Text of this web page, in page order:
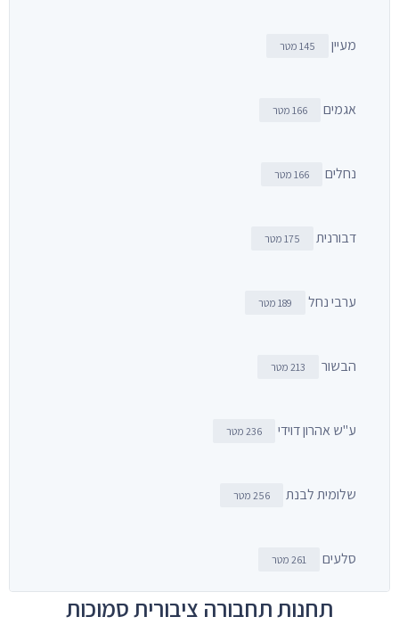
מעיין 145 מטר
אגמים 166 מטר
נחלים 166 מטר
דבורנית 175 מטר
ערבי נחל 189 מטר
הבשור 213 מטר
ע"ש אהרון דוידי 236 מטר
שלומית לבנת 256 מטר
סלעים 261 מטר
תחנות תחבורה ציבורית סמוכות